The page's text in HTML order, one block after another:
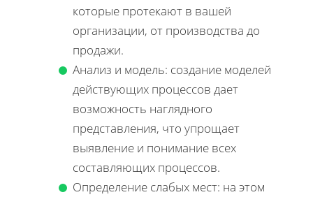
которые протекают в вашей
организации, от производства до
продажи.
Анализ и модель: создание моделей
действующих процессов дает
возможность наглядного
представления, что упрощает
выявление и понимание всех
составляющих процессов.
Определение слабых мест: на этом